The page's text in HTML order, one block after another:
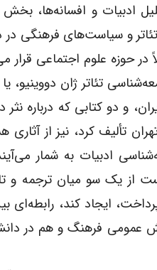
ادبیات و افسانه‌ها، بخش
تئاتر و سیاست‌های فرهنگی
در حوزه علوم اجتماعی قرار
تئاتر ژان
و دو کتابی که درباره
تألیف کرد، نیز از
ادبیات به شمار
از یک سو میان ترجمه و
ایجاد کند، رابطه‌ای
عمومی فرهنگ و هم در